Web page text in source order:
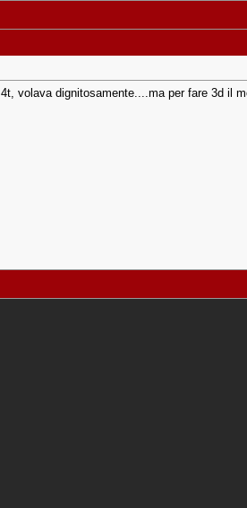
volava dignitosamente....ma per fare 3d il